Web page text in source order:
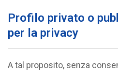
Profilo privato o
per la privacy
A tal proposito, senza